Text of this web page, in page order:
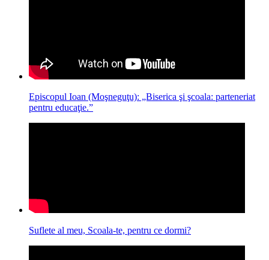
Episcopul Ioan (Moşneguţu): „Biserica şi şcoala: parteneriat
pentru educaţie.”
Suflete al meu, Scoala-te, pentru ce dormi?